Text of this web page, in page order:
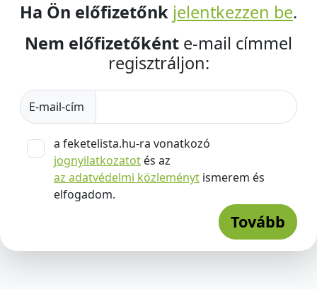
Ha Ön előfizetőnk jelentkezzen be.
Nem előfizetőként e-mail címmel
regisztráljon:
E-mail-cím
a feketelista.hu-ra vonatkozó
jognyilatkozatot és az
az adatvédelmi közleményt ismerem és
elfogadom.
Tovább